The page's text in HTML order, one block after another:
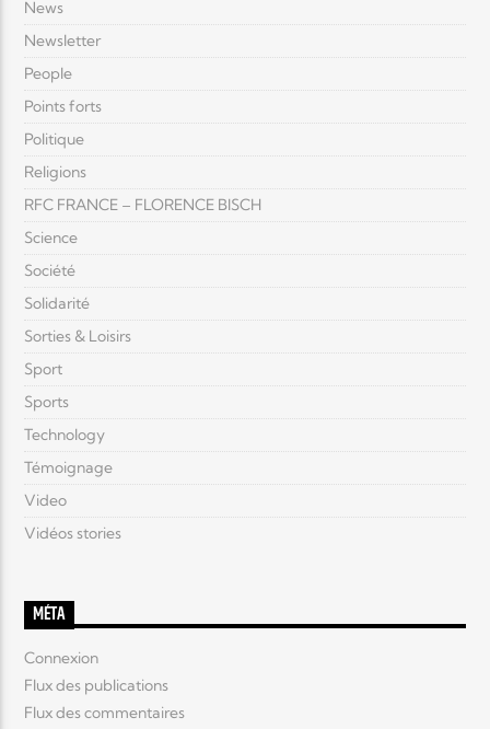
News
Newsletter
People
Points forts
Politique
Religions
RFC FRANCE – FLORENCE BISCH
Science
Société
Solidarité
Sorties & Loisirs
Sport
Sports
Technology
Témoignage
Video
Vidéos stories
MÉTA
Connexion
Flux des publications
Flux des commentaires